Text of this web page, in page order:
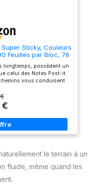
Sticky, Couleurs
Feuilles par Bloc, 76
Adhésifs pour Prise
et Rappels
longtemps, possèdent un
celui des Notes Post-it
vous conduisent
de 76 x 76 mm sont
90 feuilles Idéales pour
difficilement, comme
et les murs Les Notes
à partir de fibres de
de forêts gérées
plante qui repousse
travail afin de partager
équipe
€
le terrain à un
fluide, même quand les